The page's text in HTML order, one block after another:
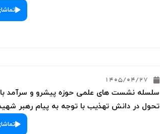
1405/04/27
سلسله نشست های علمی حوزه پیشرو و سرآمد
تحول در دانش تهذیب با توجه به پیام رهبر